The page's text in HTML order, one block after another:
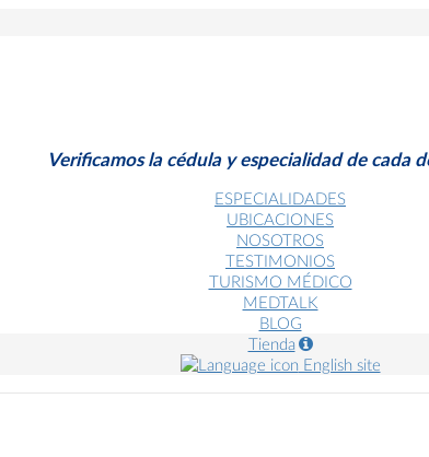
Verificamos la cédula y especialidad de cada
ESPECIALIDADES
UBICACIONES
NOSOTROS
TESTIMONIOS
TURISMO MÉDICO
MEDTALK
BLOG
Tienda
English site